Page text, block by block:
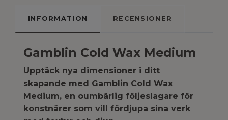
INFORMATION RECENSIONER
Gamblin Cold Wax Medium
Upptäck nya dimensioner i ditt
skapande med Gamblin Cold Wax
Medium, en oumbärlig följeslagare för
konstnärer som vill fördjupa sina verk